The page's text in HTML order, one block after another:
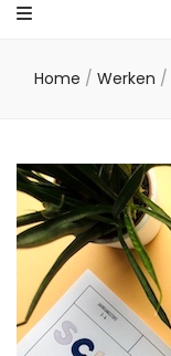
Home / Werken /